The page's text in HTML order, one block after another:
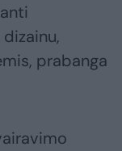
prabanga